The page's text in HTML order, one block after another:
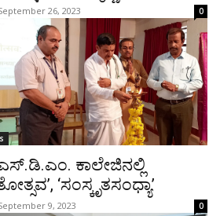
26, 2023 0
ಕಾಲೇಜಿನಲ್ಲಿ
‘ಸಂಸ್ಕೃತಸಂಧ್ಯಾ’
9, 2023 0